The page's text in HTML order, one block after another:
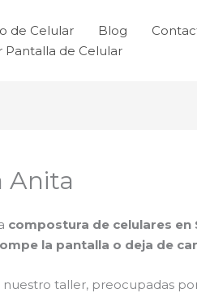
de Celular Blog
Pantalla de Celular
Anita
compostura de celulares en
la pantalla o deja de
nuestro taller, preocupadas